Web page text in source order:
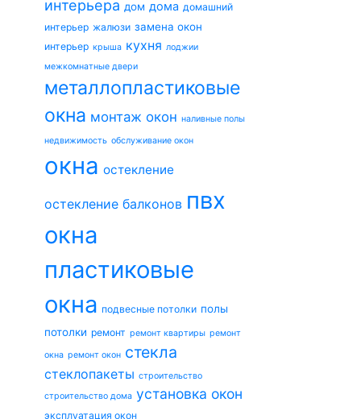
интерьера дом дома домашний
интерьер жалюзи замена окон
интерьер крыша кухня лоджии
межкомнатные двери
металлопластиковые
окна монтаж окон наливные полы
недвижимость обслуживание окон
окна остекление
остекление балконов пвх
окна
пластиковые
окна подвесные потолки полы
потолки ремонт ремонт квартиры ремонт
окна ремонт окон стекла
стеклопакеты строительство
строительство дома установка окон
эксплуатация окон